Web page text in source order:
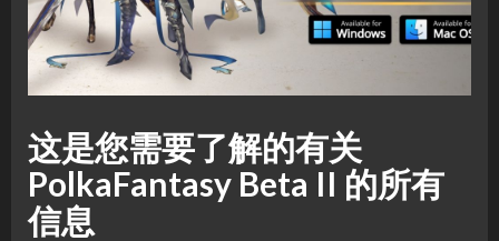
这是您需要了解的有关
PolkaFantasy Beta II 的所有
信息